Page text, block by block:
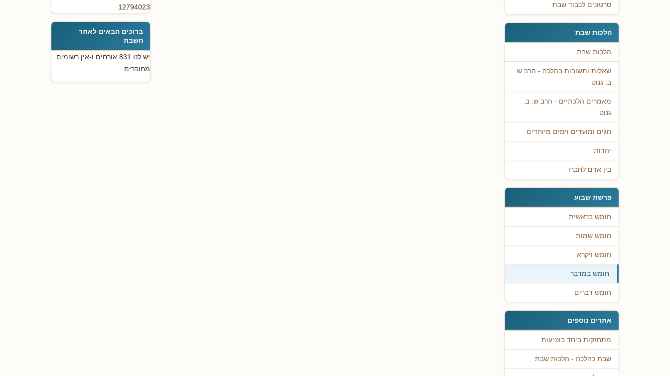
סרטונים לכבוד שבת
הלכות שבת
הלכות שבת
שאלות ותשובות בהלכה - הרב ש.
ב. גנוט
מאמרים הלכתיים - הרב ש. ב.
גנוט
חגים ומועדים וימים מיוחדים
יהדות
בין אדם לחברו
פרשת שבוע
חומש בראשית
חומש שמות
חומש ויקרא
חומש במדבר
חומש דברים
אתרים נוספים
מתחזקות ביחד בצניעות
שבת כהלכה - הלכות שבת
12794023
ברוכים הבאים לאתר
השבת
יש לנו 831 אורחים ו-אין רשומים
מחוברים